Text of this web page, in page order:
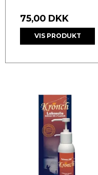
75,00 DKK
VIS PRODUKT